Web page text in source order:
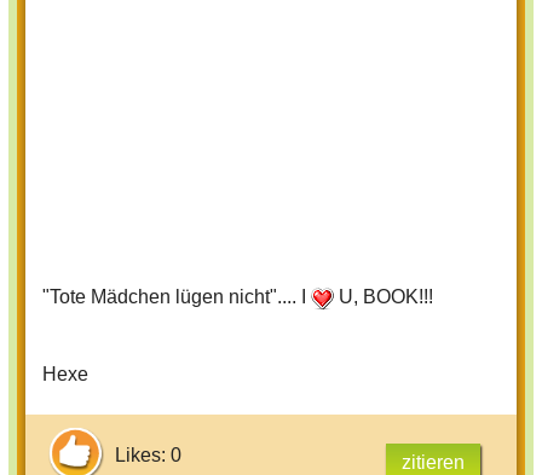
"Tote Mädchen lügen nicht".... I U, BOOK!!!
Hexe
Likes: 0 zitieren